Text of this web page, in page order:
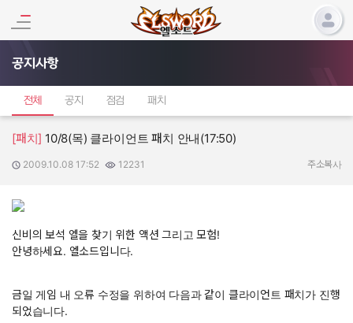
공지사항
전체 공지 점검 패치
[패치] 10/8(목) 클라이언트 패치 안내(17:50)
작성일:
2009.10.08 17:52
조회수: 12231 주소복사
신비의 보석 엘을 찾기 위한 액션 그리고 모험!
안녕하세요. 엘소드입니다.
금일 게임 내 오류 수정을 위하여 다음과 같이 클라이언트 패치가 진행
되었습니다.